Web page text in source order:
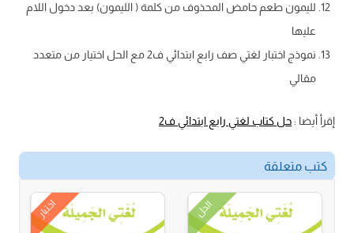
لليمون طعم حامض المحذوف من كلمة ( الليمون) بعد دخول اللام
عليها
نموذج اختبار لغتي صف رابع ابتدائي ف2 مع الحل اختيار من متعدد
مقالي
إقرأ أيضا :حل كتاب لغتي رابع ابتدائي ف2
كتب متعلقة
الحل اختبار